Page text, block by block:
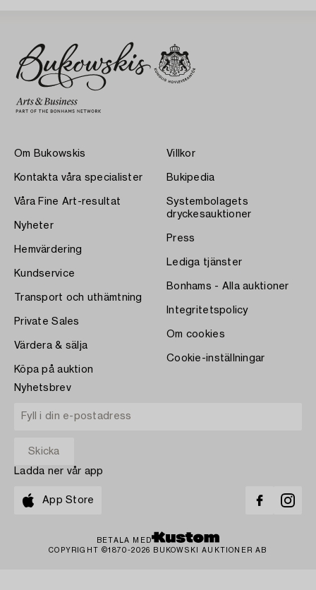
Om Bukowskis
Kontakta våra specialister
Våra Fine Art-resultat
Nyheter
Hemvärdering
Kundservice
Transport och uthämtning
Private Sales
Värdera & sälja
Köpa på auktion
Villkor
Bukipedia
Systembolagets
dryckesauktioner
Press
Lediga tjänster
Bonhams - Alla auktioner
Integritetspolicy
Om cookies
Cookie-inställningar
Nyhetsbrev
Ladda ner vår app
App Store
BETALA MED
COPYRIGHT ©1870-2026 BUKOWSKI AUKTIONER AB